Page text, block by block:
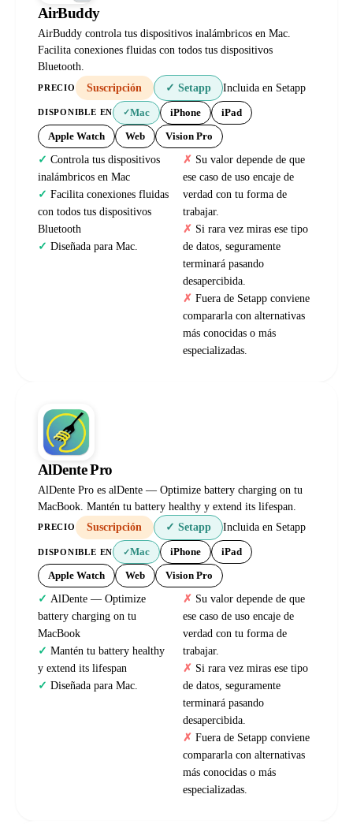
AirBuddy
AirBuddy controla tus dispositivos inalámbricos en Mac.
Facilita conexiones fluidas con todos tus dispositivos
Bluetooth.
PRECIO Suscripción ✓ Setapp Incluida en Setapp
DISPONIBLE EN ✓Mac iPhone iPad
Apple Watch Web Vision Pro
Controla tus dispositivos
inalámbricos en Mac
Facilita conexiones fluidas
con todos tus dispositivos
Bluetooth
Diseñada para Mac.
Su valor depende de que
ese caso de uso encaje de
verdad con tu forma de
trabajar.
Si rara vez miras ese tipo
de datos, seguramente
terminará pasando
desapercibida.
Fuera de Setapp conviene
compararla con alternativas
más conocidas o más
especializadas.
AlDente Pro
AlDente Pro es alDente — Optimize battery charging on tu
MacBook. Mantén tu battery healthy y extend its lifespan.
PRECIO Suscripción ✓ Setapp Incluida en Setapp
DISPONIBLE EN ✓Mac iPhone iPad
Apple Watch Web Vision Pro
AlDente — Optimize
battery charging on tu
MacBook
Mantén tu battery healthy
y extend its lifespan
Diseñada para Mac.
Su valor depende de que
ese caso de uso encaje de
verdad con tu forma de
trabajar.
Si rara vez miras ese tipo
de datos, seguramente
terminará pasando
desapercibida.
Fuera de Setapp conviene
compararla con alternativas
más conocidas o más
especializadas.